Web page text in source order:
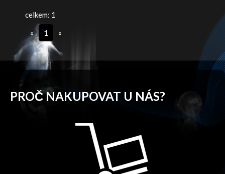
celkem: 1
«
1 »
PROČ NAKUPOVAT U NÁS?